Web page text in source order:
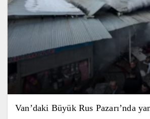
Van’daki Büyük Rus Pazarı’nda